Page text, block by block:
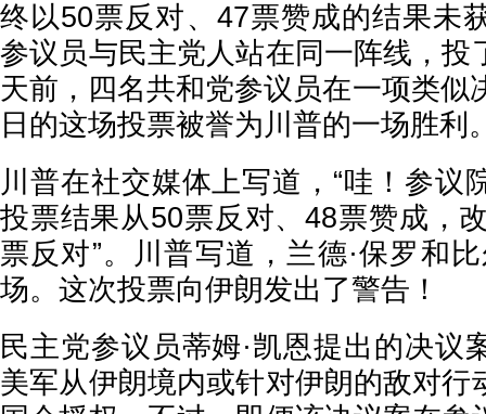
终以50票反对、47票赞成的结果未
参议员与民主党人站在同一阵线，投
天前，四名共和党参议员在一项类似
日的这场投票被誉为川普的一场胜利
川普在社交媒体上写道，“哇！参议
投票结果从50票反对、48票赞成，
票反对”。川普写道，兰德·保罗和
场。这次投票向伊朗发出了警告！
民主党参议员蒂姆·凯恩提出的决议
美军从伊朗境内或针对伊朗的敌对行